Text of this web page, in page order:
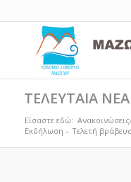
ΤΕΛΕΥΤΑΙΑ ΝΕΑ
Είσαστε εδώ:
Εκδήλωση – Τελετή